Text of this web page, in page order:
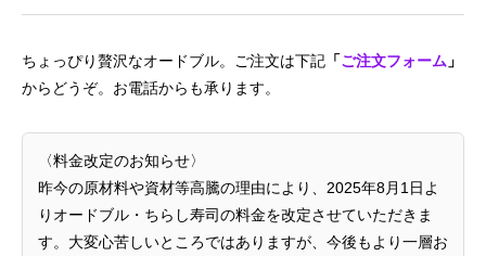
ちょっぴり贅沢なオードブル。ご注文は下記 「ご注文フォーム 」
からどうぞ。お電話からも承ります。
〈料金改定のお知らせ〉
昨今の原材料や資材等高騰の理由により、2025年8月1日よ
りオードブル・ちらし寿司の料金を改定させていただきま
す。大変心苦しいところではありますが、今後もより一層お